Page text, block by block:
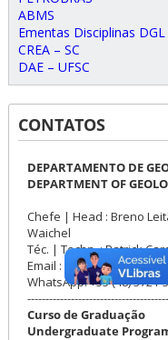
ABMS
Ementas Disciplinas DGL
CREA – SC
DAE – UFSC
CONTATOS
DEPARTAMENTO DE
DEPARTMENT OF
Chefe | Head : Breno
Waichel
Téc. | Techn. : Patrick
Email :
WhatsApp: +55 (48) 3721-
Curso de Graduação
Undergraduate